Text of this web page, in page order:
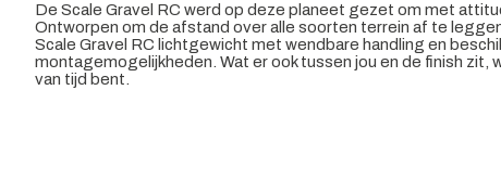
De Scale Gravel RC werd op deze planeet gezet om met
Ontworpen om de afstand over alle soorten terrein af te
Scale Gravel RC lichtgewicht met wendbare handling en
montagemogelijkheden. Wat er ook tussen jou en de finish zit,
van tijd bent.